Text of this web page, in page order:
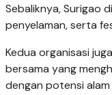
Sebaliknya, Surigao
penyelaman, serta
Kedua organisasi
bersama yang
dengan potensi